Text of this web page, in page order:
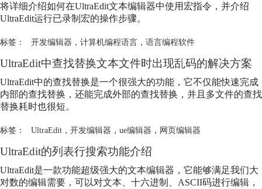
将详细介绍如何在UltraEdit文本编辑器中使用宏指令，并介绍
UltraEdit运行已录制宏的操作步骤。
标签： 开发编辑器 ， 计算机编程语言， 语言编程软件
UltraEdit中查找替换文本文件时出现乱码的解决方案
UltraEdit中的查找替换是一个很强大的功能，它不仅能快速完成
内部的查找替换，还能完成外部的查找替换，并且多文件的查找
替换耗时也很短。
标签： UltraEdit， 开发编辑器 ， ue编辑器 ， 网页编辑器
UltraEdit的列表行搜索功能介绍
UltraEdit是一款功能超级强大的文本编辑器，它能够满足我们大
对数的编辑需要，可以对文本、十六进制、ASCII码进行编辑，